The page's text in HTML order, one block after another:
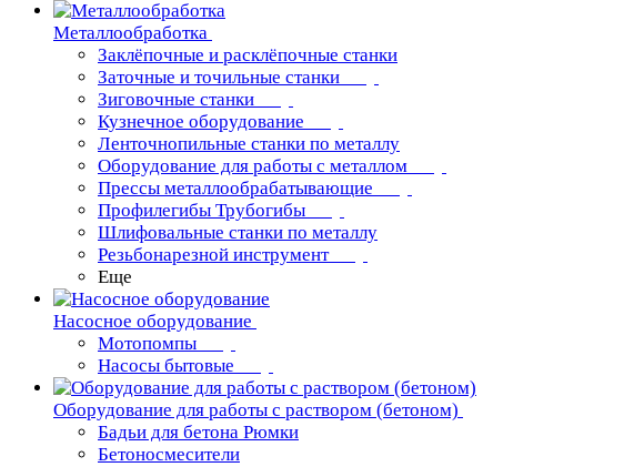
Металлообработка
Заклёпочные и расклёпочные станки
Заточные и точильные станки
Зиговочные станки
Кузнечное оборудование
Ленточнопильные станки по металлу
Оборудование для работы с металлом
Прессы металлообрабатывающие
Профилегибы Трубогибы
Шлифовальные станки по металлу
Резьбонарезной инструмент
Еще
Насосное оборудование
Мотопомпы
Насосы бытовые
Оборудование для работы с раствором (бетоном)
Бадьи для бетона Рюмки
Бетоносмесители